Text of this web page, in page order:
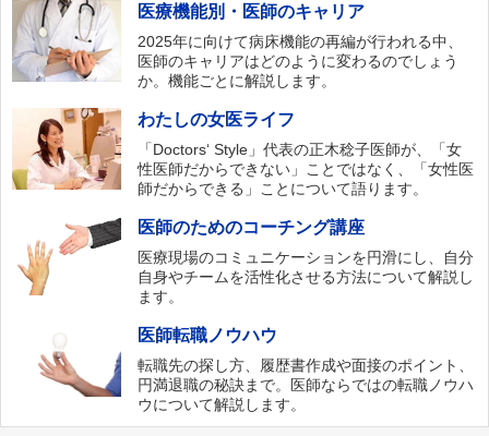
医療機能別・医師のキャリア
2025年に向けて病床機能の再編が行われる中、
医師のキャリアはどのように変わるのでしょう
か。機能ごとに解説します。
わたしの女医ライフ
「Doctors‘ Style」代表の正木稔子医師が、「女
性医師だからできない」ことではなく、「女性医
師だからできる」ことについて語ります。
医師のためのコーチング講座
医療現場のコミュニケーションを円滑にし、自分
自身やチームを活性化させる方法について解説し
ます。
医師転職ノウハウ
転職先の探し方、履歴書作成や面接のポイント、
円満退職の秘訣まで。医師ならではの転職ノウハ
ウについて解説します。